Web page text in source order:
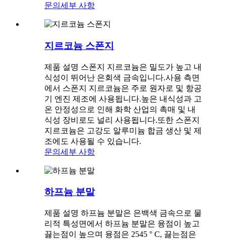
문의 세부 사항
지르코늄 스폰지
제품 설명 스폰지 지르코늄은 밀도가 높고 내
식성이 뛰어난 은회색 금속입니다.사용 측면
에서 스폰지 지르코늄은 주로 원자로 및 항공
기 엔진 제조에 사용됩니다.높은 내식성과 고
온 안정성으로 인해 화학 산업의 촉매 및 내
식성 장비로도 널리 사용됩니다.또한 스폰지
지르코늄은 고강도 알루미늄 합금 생산 및 제
조에도 사용될 수 있습니다.
문의 세부 사항
하프늄 분말
제품 설명 하프늄 분말은 은백색 금속으로 물
리적 특성면에서 하프늄 분말은 융점이 높고
끓는점이 높으며 융점은 2545 ° C, 끓는점은